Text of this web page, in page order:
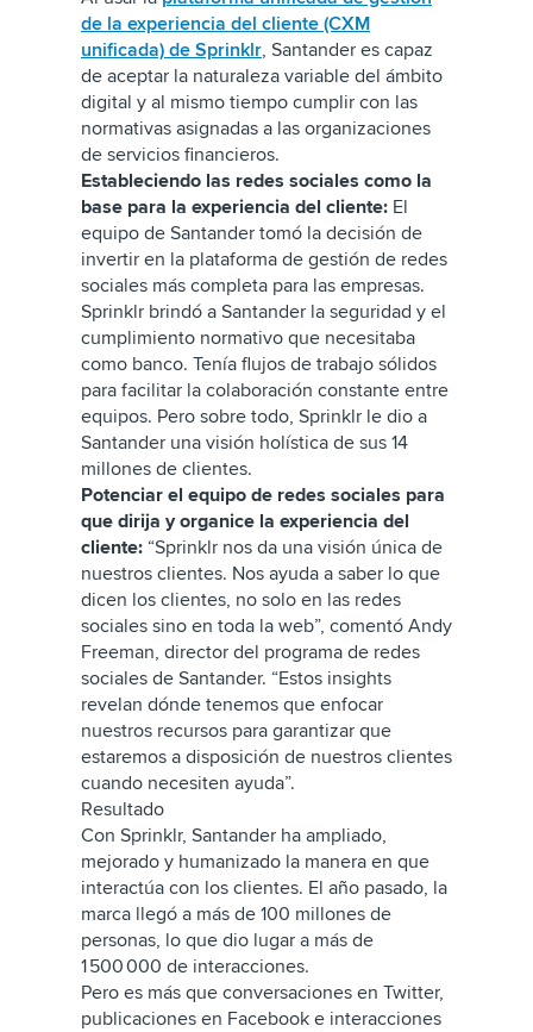
de la experiencia del cliente (CXM
unificada) de Sprinklr, Santander es capaz
de aceptar la naturaleza variable del ámbito
digital y al mismo tiempo cumplir con las
normativas asignadas a las organizaciones
de servicios financieros.
Estableciendo las redes sociales como la
base para la experiencia del cliente: El
equipo de Santander tomó la decisión de
invertir en la plataforma de gestión de redes
sociales más completa para las empresas.
Sprinklr brindó a Santander la seguridad y el
cumplimiento normativo que necesitaba
como banco. Tenía flujos de trabajo sólidos
para facilitar la colaboración constante entre
equipos. Pero sobre todo, Sprinklr le dio a
Santander una visión holística de sus 14
millones de clientes.
Potenciar el equipo de redes sociales para
que dirija y organice la experiencia del
cliente: “Sprinklr nos da una visión única de
nuestros clientes. Nos ayuda a saber lo que
dicen los clientes, no solo en las redes
sociales sino en toda la web”, comentó Andy
Freeman, director del programa de redes
sociales de Santander. “Estos insights
revelan dónde tenemos que enfocar
nuestros recursos para garantizar que
estaremos a disposición de nuestros clientes
cuando necesiten ayuda”.
Resultado
Con Sprinklr, Santander ha ampliado,
mejorado y humanizado la manera en que
interactúa con los clientes. El año pasado, la
marca llegó a más de 100 millones de
personas, lo que dio lugar a más de
1 500 000 de interacciones.
Pero es más que conversaciones en Twitter,
publicaciones en Facebook e interacciones